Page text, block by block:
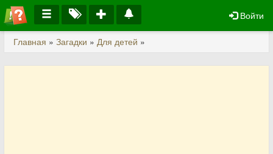
Войти
Главная » Загадки » Для детей »